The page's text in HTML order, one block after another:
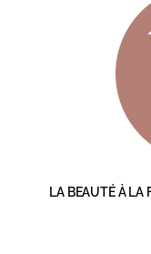
LA BEAUTÉ À LA